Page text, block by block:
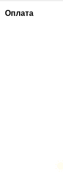
Оплата